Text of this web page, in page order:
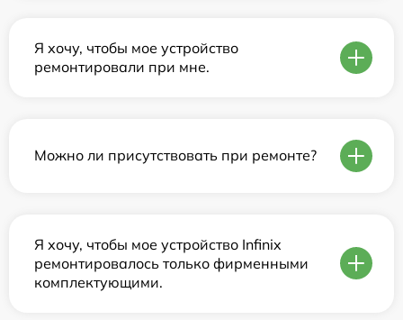
Я хочу, чтобы мое устройство
ремонтировали при мне.
Можно ли присутствовать при ремонте?
Я хочу, чтобы мое устройство Infinix
ремонтировалось только фирменными
комплектующими.